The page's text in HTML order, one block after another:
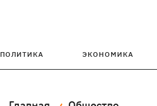
ПОЛИТИКА ЭКОНОМИКА